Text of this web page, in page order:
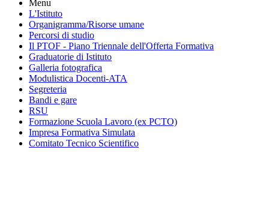
Menu
L'Istituto
Organigramma/Risorse umane
Percorsi di studio
Il PTOF - Piano Triennale dell'Offerta Formativa
Graduatorie di Istituto
Galleria fotografica
Modulistica Docenti-ATA
Segreteria
Bandi e gare
RSU
Formazione Scuola Lavoro (ex PCTO)
Impresa Formativa Simulata
Comitato Tecnico Scientifico